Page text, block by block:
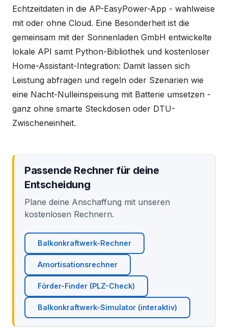
Echtzeitdaten in die AP-EasyPower-App - wahlweise
mit oder ohne Cloud. Eine Besonderheit ist die
gemeinsam mit der Sonnenladen GmbH entwickelte
lokale API samt Python-Bibliothek und kostenloser
Home-Assistant-Integration: Damit lassen sich
Leistung abfragen und regeln oder Szenarien wie
eine Nacht-Nulleinspeisung mit Batterie umsetzen -
ganz ohne smarte Steckdosen oder DTU-
Zwischeneinheit.
Passende Rechner für deine
Entscheidung
Plane deine Anschaffung mit unseren
kostenlosen Rechnern.
Balkonkraftwerk-Rechner
Amortisationsrechner
Förder-Finder (PLZ-Check)
Balkonkraftwerk-Simulator (interaktiv)